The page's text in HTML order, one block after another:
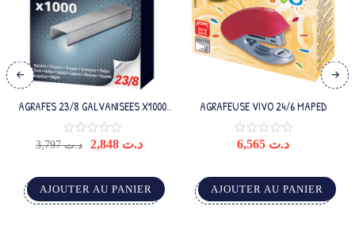
AGRAFES 23/8 GALVANISEES X1000
BOITE BROCHABL
د.ت3,797 د.ت
AJOUTER AU PANIER
AGRAFEUSE VIVO 24/6 MAPED
د.ت
AJOUTER AU PANIER